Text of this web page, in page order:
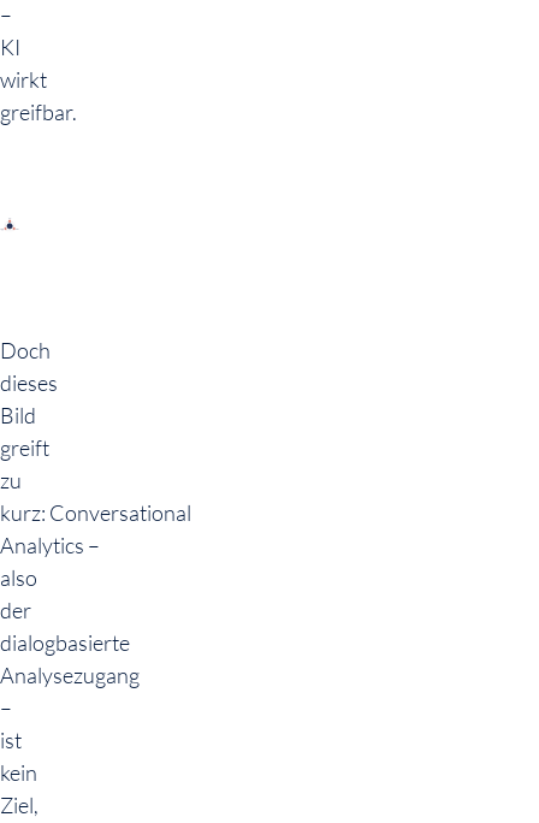
–
KI
wirkt
greifbar.
Doch
dieses
Bild
greift
zu
kurz: Conversational
Analytics –
also
der
dialogbasierte
Analysezugang
–
ist
kein
Ziel,